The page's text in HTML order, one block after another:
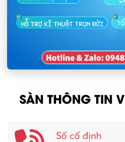
SÀN THÔNG TIN
Số cố định